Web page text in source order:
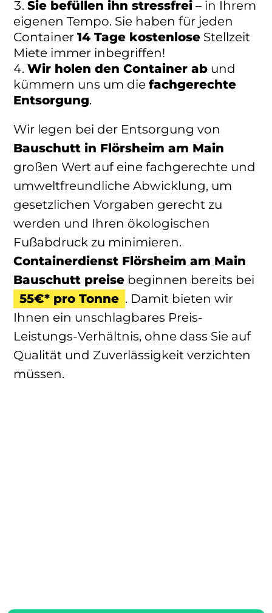
Sie befüllen ihn stressfrei – in Ihrem
eigenen Tempo. Sie haben für jeden
Container 14 Tage kostenlose Stellzeit
Miete immer inbegriffen!
Wir holen den Container ab und
kümmern uns um die fachgerechte
Entsorgung.
Wir legen bei der Entsorgung von
Bauschutt in Flörsheim am Main
großen Wert auf eine fachgerechte und
umweltfreundliche Abwicklung, um
gesetzlichen Vorgaben gerecht zu
werden und Ihren ökologischen
Fußabdruck zu minimieren.
Containerdienst Flörsheim am Main
Bauschutt preise beginnen bereits bei
55€* pro Tonne . Damit bieten wir
Ihnen ein unschlagbares Preis-
Leistungs-Verhältnis, ohne dass Sie auf
Qualität und Zuverlässigkeit verzichten
müssen.